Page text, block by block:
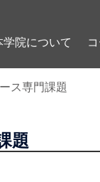
学院について
ス専門課題
題